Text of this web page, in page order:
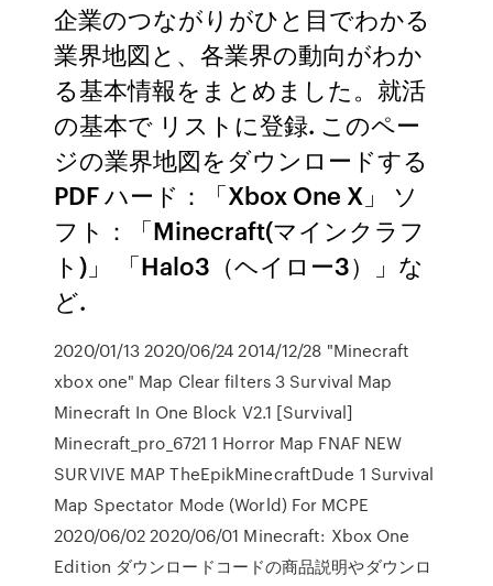
企業のつながりがひと目でわかる
業界地図と、各業界の動向がわか
る基本情報をまとめました。就活
の基本で リストに登録. このペー
ジの業界地図をダウンロードする
PDF ハード：「Xbox One X」 ソ
フト：「Minecraft(マインクラフ
ト)」 「Halo3（ヘイロー3）」な
ど.
2020/01/13 2020/06/24 2014/12/28 "Minecraft
xbox one" Map Clear filters 3 Survival Map
Minecraft In One Block V2.1 [Survival]
Minecraft_pro_6721 1 Horror Map FNAF NEW
SURVIVE MAP TheEpikMinecraftDude 1 Survival
Map Spectator Mode (World) For MCPE
2020/06/02 2020/06/01 Minecraft: Xbox One
Edition ダウンロードコードの商品説明やダウンロ